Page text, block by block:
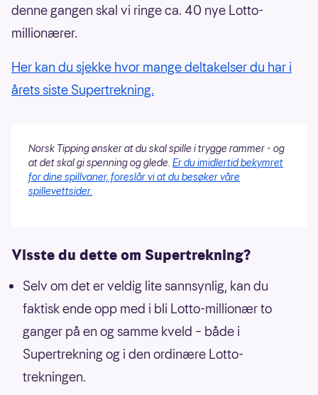
denne gangen skal vi ringe ca. 40 nye Lotto-
millionærer.
Her kan du sjekke hvor mange deltakelser du har i
årets siste Supertrekning.
Norsk Tipping ønsker at du skal spille i trygge rammer - og
at det skal gi spenning og glede. Er du imidlertid bekymret
for dine spillvaner, foreslår vi at du besøker våre
spillevettsider.
Visste du dette om Supertrekning?
Selv om det er veldig lite sannsynlig, kan du
faktisk ende opp med i bli Lotto-millionær to
ganger på en og samme kveld – både i
Supertrekning og i den ordinære Lotto-
trekningen.